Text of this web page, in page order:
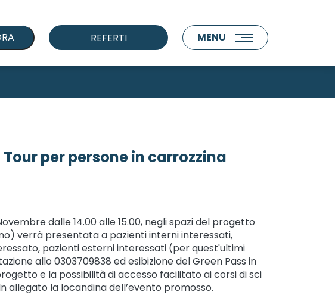
REFERTI MENU
per persone in carrozzina
dalle 14.00 alle 15.00, negli spazi del progetto
verrà presentata a pazienti interni interessati,
pazienti esterni interessati (per quest'ultimi
allo 0303709838 ed esibizione del Green Pass in
e la possibilità di accesso facilitato ai corsi di sci
allegato la locandina dell’evento promosso.